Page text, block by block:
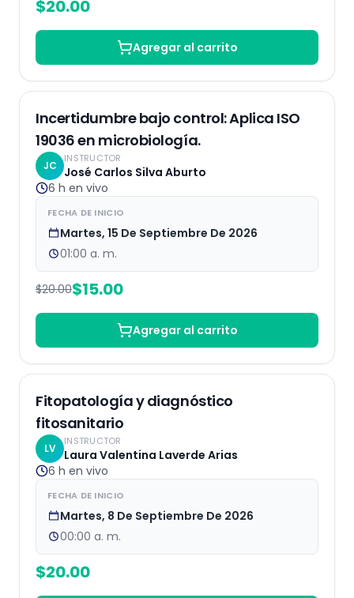
$20.00
Agregar al carrito
25% OFF
Incertidumbre bajo control: Aplica ISO
19036 en microbiología.
JC
INSTRUCTOR
José Carlos Silva Aburto
6 h en vivo
FECHA DE INICIO
Martes, 15 De Septiembre De 2026
01:00 a. m.
$20.00$15.00
Agregar al carrito
Fitopatología y diagnóstico
fitosanitario
LV
INSTRUCTOR
Laura Valentina Laverde Arias
6 h en vivo
FECHA DE INICIO
Martes, 8 De Septiembre De 2026
00:00 a. m.
$20.00